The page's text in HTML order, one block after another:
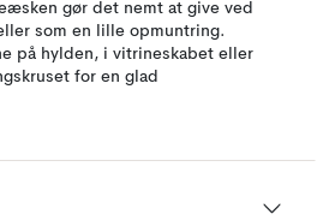
gør det nemt at give ved
som en lille opmuntring.
på hylden, i vitrineskabet eller
for en glad